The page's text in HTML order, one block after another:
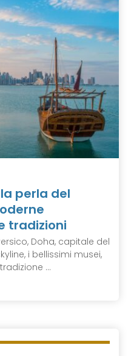
perla del
tradizioni
Doha, capitale del
i bellissimi musei,
...